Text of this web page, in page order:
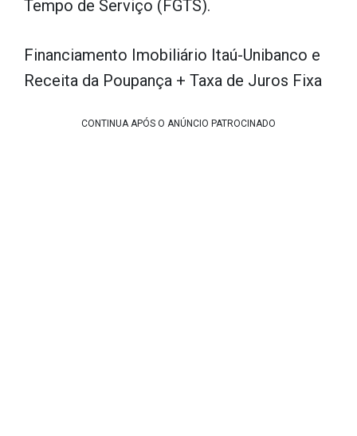
Tempo de Serviço (FGTS).
Financiamento Imobiliário Itaú-Unibanco e
Receita da Poupança + Taxa de Juros Fixa
CONTINUA APÓS O ANÚNCIO PATROCINADO